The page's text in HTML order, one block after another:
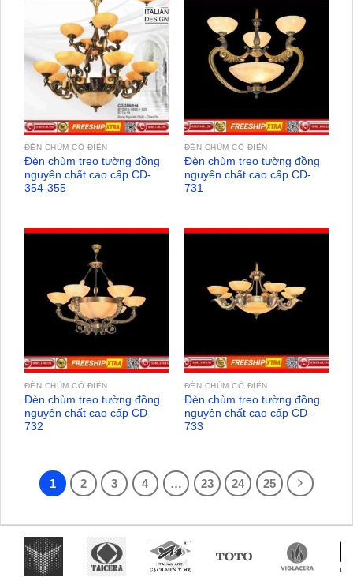
ĐÈN CHÙM CỔ ĐIỂN
Đèn chùm treo tường đồng
nguyên chất cao cấp CD-
354-355
ĐÈN CHÙM CỔ ĐIỂN
Đèn chùm treo tường đồng
nguyên chất cao cấp CD-
731
ĐÈN CHÙM CỔ ĐIỂN
Đèn chùm treo tường đồng
nguyên chất cao cấp CD-
732
ĐÈN CHÙM CỔ ĐIỂN
Đèn chùm treo tường đồng
nguyên chất cao cấp CD-
733
1 2 3 4 … 23 24 25